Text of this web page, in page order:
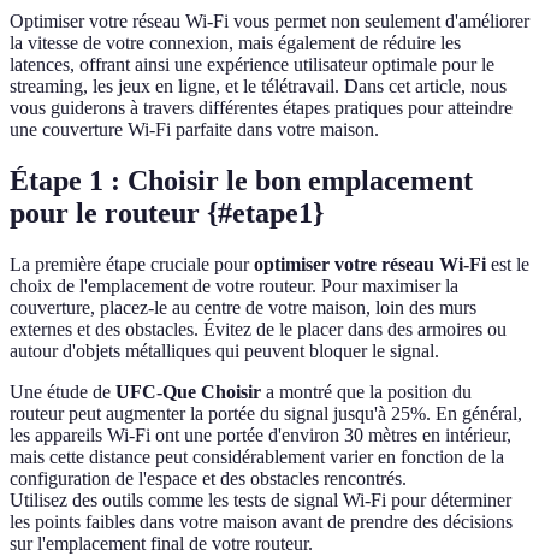
Optimiser votre réseau Wi-Fi vous permet non seulement d'améliorer
la vitesse de votre connexion, mais également de réduire les
latences, offrant ainsi une expérience utilisateur optimale pour le
streaming, les jeux en ligne, et le télétravail. Dans cet article, nous
vous guiderons à travers différentes étapes pratiques pour atteindre
une couverture Wi-Fi parfaite dans votre maison.
Étape 1 : Choisir le bon emplacement
pour le routeur {#etape1}
La première étape cruciale pouroptimiser votre réseau Wi-Fi est le
choix de l'emplacement de votre routeur. Pour maximiser la
couverture, placez-le au centre de votre maison, loin des murs
externes et des obstacles. Évitez de le placer dans des armoires ou
autour d'objets métalliques qui peuvent bloquer le signal.
Une étude de UFC-Que Choisir a montré que la position du
routeur peut augmenter la portée du signal jusqu'à 25%. En général,
les appareils Wi-Fi ont une portée d'environ 30 mètres en intérieur,
mais cette distance peut considérablement varier en fonction de la
configuration de l'espace et des obstacles rencontrés.
Utilisez des outils comme les tests de signal Wi-Fi pour déterminer
les points faibles dans votre maison avant de prendre des décisions
sur l'emplacement final de votre routeur.